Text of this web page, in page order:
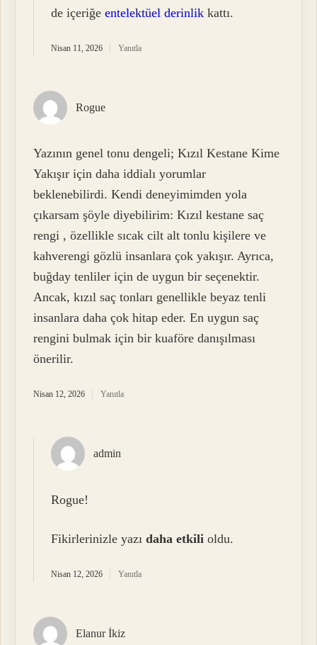
de içeriğeentelektüel derinlik kattı.
Nisan 11, 2026 Yanıtla
Rogue
Yazının genel tonu dengeli; Kızıl Kestane Kime
Yakışır için daha iddialı yorumlar
beklenebilirdi. Kendi deneyimimden yola
çıkarsam şöyle diyebilirim: Kızıl kestane saç
rengi , özellikle sıcak cilt alt tonlu kişilere ve
kahverengi gözlü insanlara çok yakışır. Ayrıca,
buğday tenliler için de uygun bir seçenektir.
Ancak, kızıl saç tonları genellikle beyaz tenli
insanlara daha çok hitap eder. En uygun saç
rengini bulmak için bir kuaföre danışılması
önerilir.
Nisan 12, 2026 Yanıtla
admin
Rogue!
Fikirlerinizle yazıdaha etkili oldu.
Nisan 12, 2026 Yanıtla
Elanur İkiz